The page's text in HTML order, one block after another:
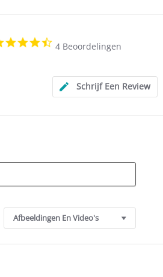
4.5
star
4 Beoordelingen
Schrijf Een Review
Afbeeldingen En Video's